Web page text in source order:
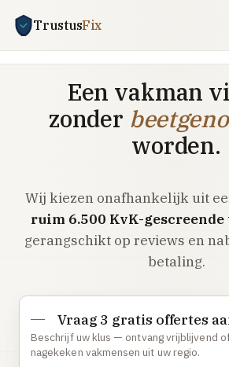
TrustusFix
Vind een vakman
CV-storing
Airco-storing
Warmtepomp-storing
Daklekkage
Afvoer verstopt
Gaslucht
Een vakman
zonder
worden.
Wij kiezen onafhankelijk uit
ruim 6.500 KvK-gescreende
gerangschikt op reviews en
betaling.
Vraag 3 gratis offertes
Beschrijf uw klus — ontvang vrijblijvend
nagekeken vakmensen uit uw regio.